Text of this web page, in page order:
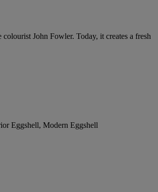
John Fowler. Today, it creates a fresh
Eggshell, Modern Eggshell